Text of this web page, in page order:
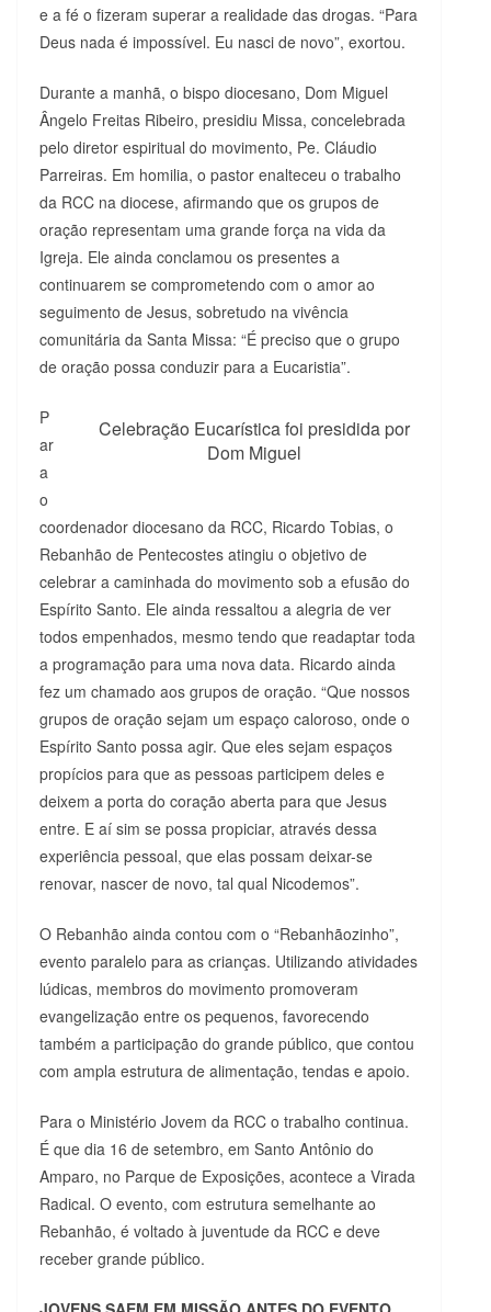
e a fé o fizeram superar a realidade das drogas. “Para
Deus nada é impossível. Eu nasci de novo”, exortou.
Durante a manhã, o bispo diocesano, Dom Miguel
Ângelo Freitas Ribeiro, presidiu Missa, concelebrada
pelo diretor espiritual do movimento, Pe. Cláudio
Parreiras. Em homilia, o pastor enalteceu o trabalho
da RCC na diocese, afirmando que os grupos de
oração representam uma grande força na vida da
Igreja. Ele ainda conclamou os presentes a
continuarem se comprometendo com o amor ao
seguimento de Jesus, sobretudo na vivência
comunitária da Santa Missa: “É preciso que o grupo
de oração possa conduzir para a Eucaristia”.
Celebração Eucarística foi presidida por
Dom Miguel
P
ar
a
o
coordenador diocesano da RCC, Ricardo Tobias, o
Rebanhão de Pentecostes atingiu o objetivo de
celebrar a caminhada do movimento sob a efusão do
Espírito Santo. Ele ainda ressaltou a alegria de ver
todos empenhados, mesmo tendo que readaptar toda
a programação para uma nova data. Ricardo ainda
fez um chamado aos grupos de oração. “Que nossos
grupos de oração sejam um espaço caloroso, onde o
Espírito Santo possa agir. Que eles sejam espaços
propícios para que as pessoas participem deles e
deixem a porta do coração aberta para que Jesus
entre. E aí sim se possa propiciar, através dessa
experiência pessoal, que elas possam deixar-se
renovar, nascer de novo, tal qual Nicodemos”.
O Rebanhão ainda contou com o “Rebanhãozinho”,
evento paralelo para as crianças. Utilizando atividades
lúdicas, membros do movimento promoveram
evangelização entre os pequenos, favorecendo
também a participação do grande público, que contou
com ampla estrutura de alimentação, tendas e apoio.
Para o Ministério Jovem da RCC o trabalho continua.
É que dia 16 de setembro, em Santo Antônio do
Amparo, no Parque de Exposições, acontece a Virada
Radical. O evento, com estrutura semelhante ao
Rebanhão, é voltado à juventude da RCC e deve
receber grande público.